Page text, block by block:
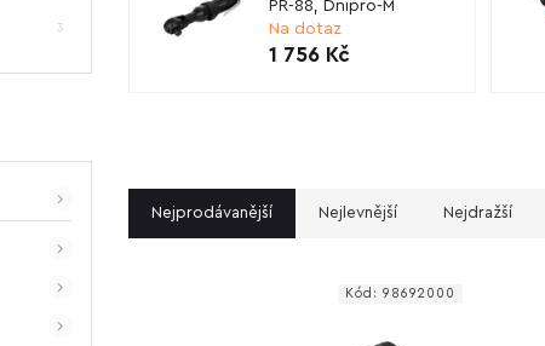
3
PR-88, Dnipro-M
Na dotaz
1 756 Kč
Nejprodávanější Nejlevnější Nejdražší
Kód:98692000